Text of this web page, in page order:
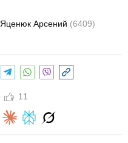
Яценюк Арсений (6409)
11